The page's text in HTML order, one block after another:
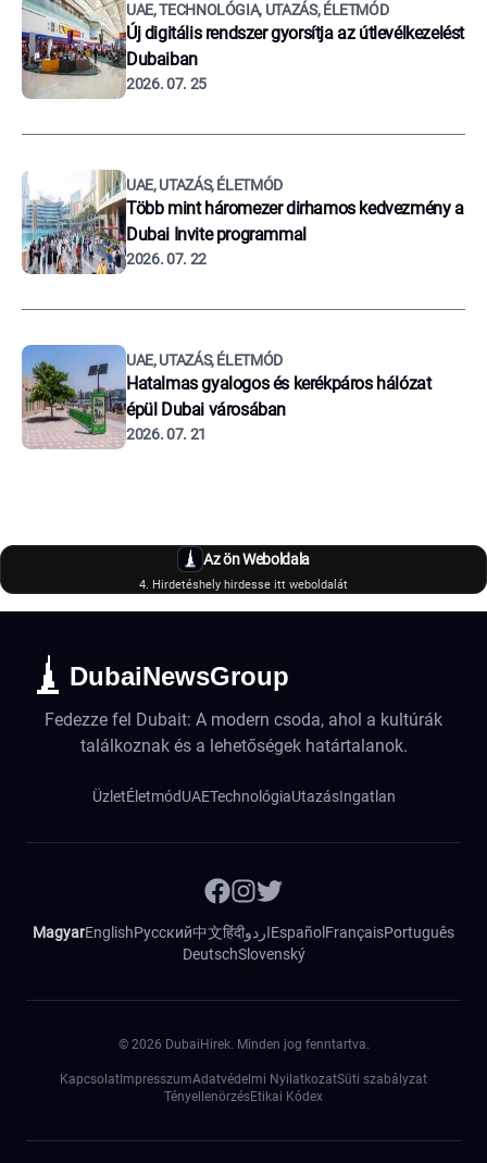
UAE, TECHNOLÓGIA, UTAZÁS, ÉLETMÓD
Új digitális rendszer gyorsítja az útlevélkezelést
Dubaiban
2026. 07. 25
UAE, UTAZÁS, ÉLETMÓD
Több mint háromezer dirhamos kedvezmény a
Dubai Invite programmal
2026. 07. 22
UAE, UTAZÁS, ÉLETMÓD
Hatalmas gyalogos és kerékpáros hálózat
épül Dubai városában
2026. 07. 21
Az ön Weboldala
4. Hirdetéshely hirdesse itt weboldalát
DubaiNewsGroup
Fedezze fel Dubait: A modern csoda, ahol a kultúrák
találkoznak és a lehetőségek határtalanok.
ÜzletÉletmódUAETechnológiaUtazásIngatlan
MagyarEnglishРусский中文हिंदीاردوEspañol FrançaisPortuguês
DeutschSlovenský
© 2026 DubaiHirek. Minden jog fenntartva.
Kapcsolat ImpresszumAdatvédelmi NyilatkozatSüti szabályzat
TényellenörzésEtikai Kódex